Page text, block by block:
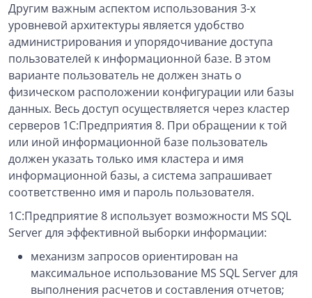
Другим важным аспектом использования 3-х
уровневой архитектуры является удобство
администрирования и упорядочивание доступа
пользователей к информационной базе. В этом
варианте пользователь не должен знать о
физическом расположении конфигурации или базы
данных. Весь доступ осуществляется через кластер
серверов 1С:Предприятия 8. При обращении к той
или иной информационной базе пользователь
должен указать только имя кластера и имя
информационной базы, а система запрашивает
соответственно имя и пароль пользователя.
1С:Предприятие 8 использует возможности MS SQL
Server для эффективной выборки информации:
механизм запросов ориентирован на
максимальное использование MS SQL Server для
выполнения расчетов и составления отчетов;